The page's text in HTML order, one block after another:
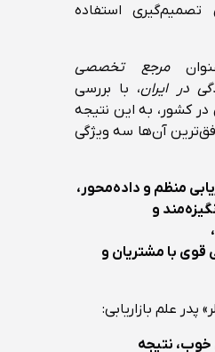
تصمیم‌گیری استفاده
مرجع تخصصی
در ایران، با بررسی
کشور، به این نتیجه
آن‌ها سه ویژگی
منظم و داده‌محور،
و
قوی با مشتریان و
پدر علم بازاریابی:
نتیجه